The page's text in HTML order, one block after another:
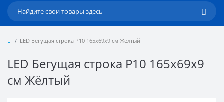
LED Бегущая строка Р10 165x69x9 см Жёлтый
LED Бегущая строка Р10 165x69x9
см Жёлтый